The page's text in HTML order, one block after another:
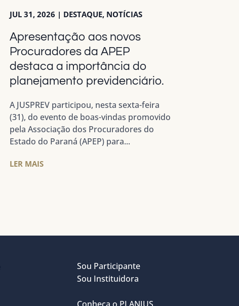
Apresentação aos novos
Procuradores da APEP
destaca a importância do
planejamento previdenciário.
JUL 31, 2026 | DESTAQUE, NOTÍCIAS
A JUSPREV participou, nesta sexta-feira
(31), do evento de boas-vindas promovido
pela Associação dos Procuradores do
Estado do Paraná (APEP) para...
LER MAIS
Sou Participante
Sou Instituidora